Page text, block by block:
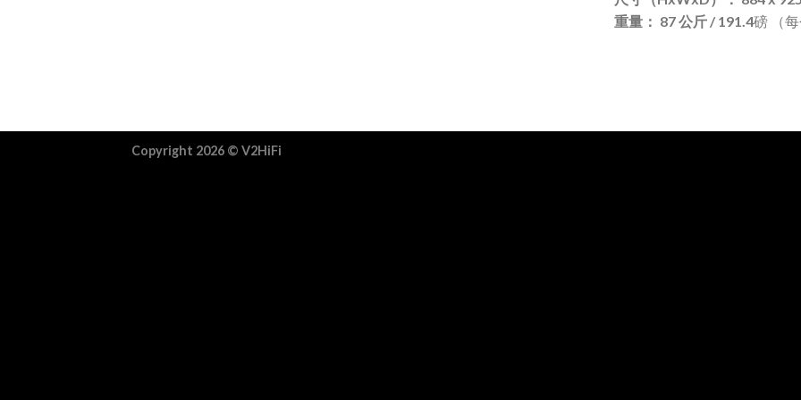
重量： 87公斤 / 191.4磅 （每
Copyright 2026 © V2HiFi